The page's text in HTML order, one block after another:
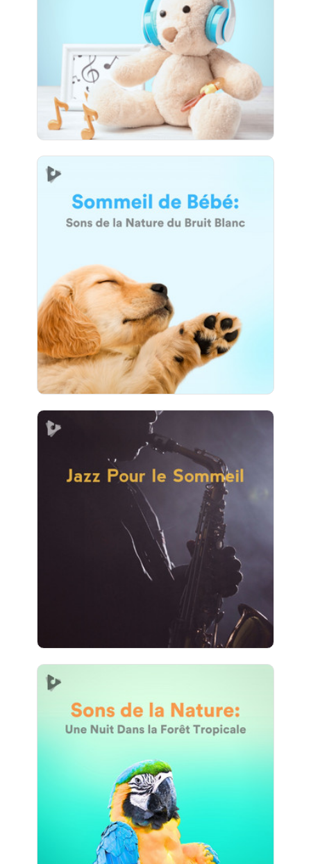
Info
Jouer
44 suiveurs
Sommeil de Bébé: Sons de la
Nature du Bruit Blanc
Jouer
29 suiveurs
Jazz Pour le Sommeil
Info
Jouer
Sons de la Nature: Une Nuit
Dans la Forêt Tropicale
Info
Jouer
23 suiveurs